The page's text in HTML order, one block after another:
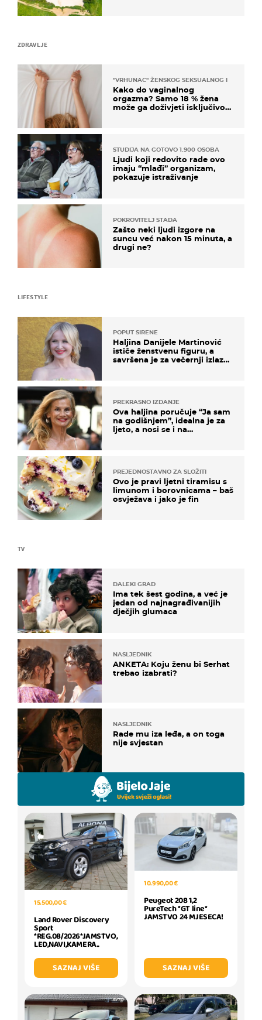
ZDRAVLJE
"VRHUNAC" ŽENSKOG SEKSUALNOG ISKUSTVA
Kako do vaginalnog
orgazma? Samo 18 % žena
može ga doživjeti isključivo
STUDIJA NA GOTOVO 1.900 OSOBA
Ljudi koji redovito rade ovo
imaju “mlađi” organizam,
pokazuje istraživanje
POKROVITELJ STADA
Zašto neki ljudi izgore na
suncu već nakon 15 minuta, a
drugi ne?
TV
DALEKI GRAD
Ima tek šest godina, a već je
jedan od najnagrađivanijih
dječjih glumaca
NASLJEDNIK
ANKETA: Koju ženu bi Serhat
trebao izabrati?
NASLJEDNIK
Rade mu iza leđa, a on toga
nije svjestan
LIFESTYLE
POPUT SIRENE
Haljina Danijele Martinović
ističe ženstvenu figuru, a
savršena je za večernji izlazak
PREKRASNO IZDANJE
Ova haljina poručuje “Ja sam
na godišnjem”, idealna je za
ljeto, a nosi se i na
PREJEDNOSTAVNO ZA SLOŽITI
Ovo je pravi ljetni tiramisu s
limunom i borovnicama – baš
osvježava i jako je fin
15.500,00 €
Land Rover Discovery
Sport
*REG.08/2026*JAMSTVO,
LED,NAVI,KAMERA..
SAZNAJ VIŠE
10.990,00 €
Peugeot 208 1,2
PureTech *GT line*
JAMSTVO 24 MJESECA!
SAZNAJ VIŠE